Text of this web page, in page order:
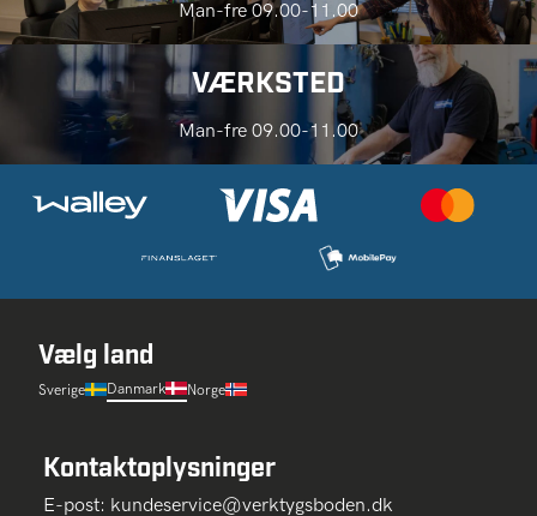
Man-fre 09.00-11.00
VÆRKSTED
Man-fre 09.00-11.00
Vælg land
Sverige Danmark Norge
Kontaktoplysninger
E-post: kundeservice@verktygsboden.dk